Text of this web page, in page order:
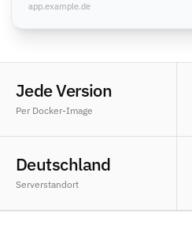
app.example.de
Jede Version
Per Docker-Image
Deutschland
Serverstandort